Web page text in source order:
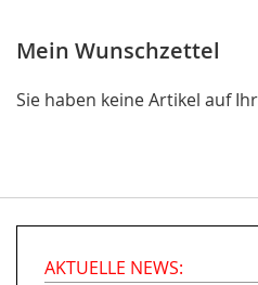
Mein Wunschzettel
Sie haben keine Artikel auf
AKTUELLE NEWS: